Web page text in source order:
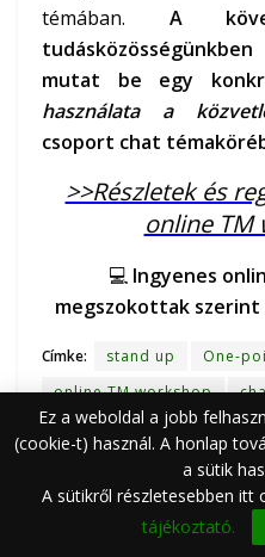
témában. A
mutat be egy
használata a
csoport chat
>>Részletek és
online TM
💻 Ingyenes
megszokottak szerint
Címke: stand up One-
online TM workshop
informális tudásátadás
tudáscsere
Videó
Ez a weboldal a jobb
(cookie-t) használ. A honlap
a sütik
A sütikről részletesebben itt
tájékoztató.